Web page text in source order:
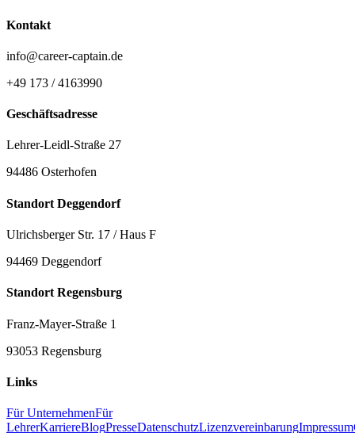
Kontakt
info@career-captain.de
+49 173 / 4163990
Geschäftsadresse
Lehrer-Leidl-Straße 27
94486 Osterhofen
Standort Deggendorf
Ulrichsberger Str. 17 / Haus F
94469 Deggendorf
Standort Regensburg
Franz-Mayer-Straße 1
93053 Regensburg
Links
Für UnternehmenFür
LehrerKarriereBlogPresseDatenschutzLizenzvereinbarungImpressum